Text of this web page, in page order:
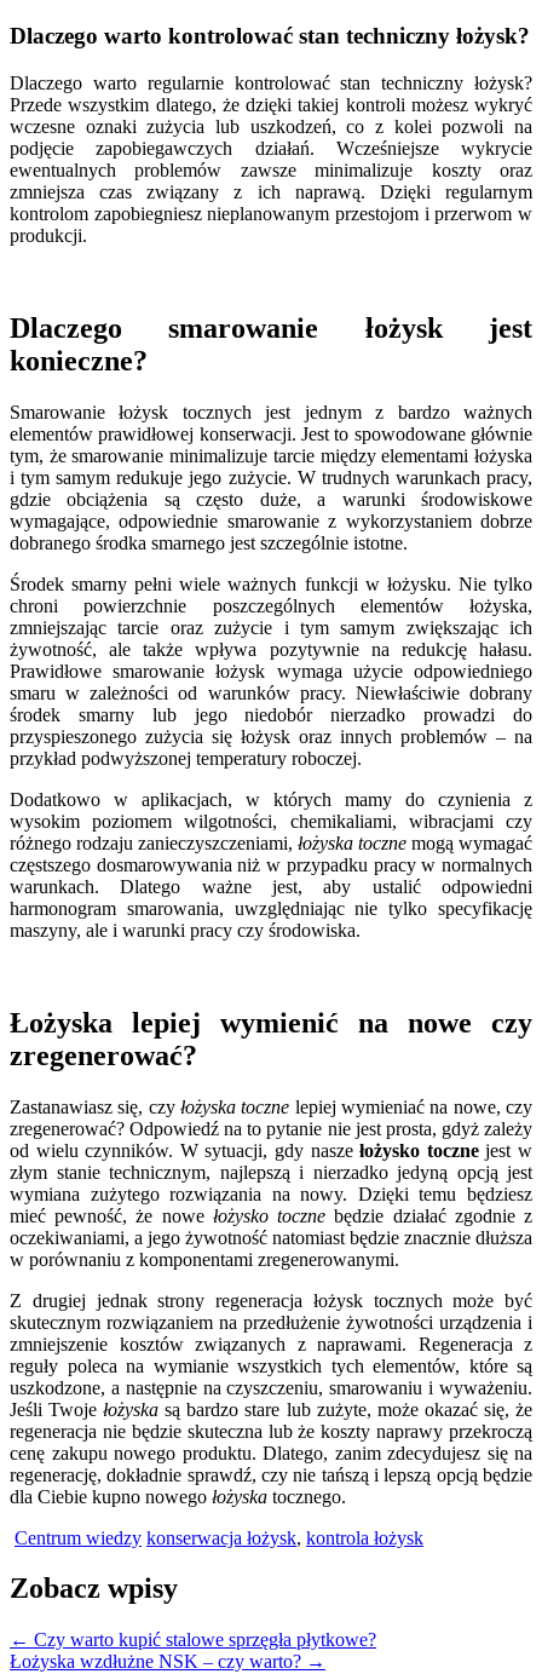
Dlaczego warto kontrolować stan techniczny łożysk?
Dlaczego warto regularnie kontrolować stan techniczny łożysk?
Przede wszystkim dlatego, że dzięki takiej kontroli możesz wykryć
wczesne oznaki zużycia lub uszkodzeń, co z kolei pozwoli na
podjęcie zapobiegawczych działań. Wcześniejsze wykrycie
ewentualnych problemów zawsze minimalizuje koszty oraz
zmniejsza czas związany z ich naprawą. Dzięki regularnym
kontrolom zapobiegniesz nieplanowanym przestojom i przerwom w
produkcji.
Dlaczego smarowanie łożysk jest
konieczne?
Smarowanie łożysk tocznych jest jednym z bardzo ważnych
elementów prawidłowej konserwacji. Jest to spowodowane głównie
tym, że smarowanie minimalizuje tarcie między elementami łożyska
i tym samym redukuje jego zużycie. W trudnych warunkach pracy,
gdzie obciążenia są często duże, a warunki środowiskowe
wymagające, odpowiednie smarowanie z wykorzystaniem dobrze
dobranego środka smarnego jest szczególnie istotne.
Środek smarny pełni wiele ważnych funkcji w łożysku. Nie tylko
chroni powierzchnie poszczególnych elementów łożyska,
zmniejszając tarcie oraz zużycie i tym samym zwiększając ich
żywotność, ale także wpływa pozytywnie na redukcję hałasu.
Prawidłowe smarowanie łożysk wymaga użycie odpowiedniego
smaru w zależności od warunków pracy. Niewłaściwie dobrany
środek smarny lub jego niedobór nierzadko prowadzi do
przyspieszonego zużycia się łożysk oraz innych problemów – na
przykład podwyższonej temperatury roboczej.
Dodatkowo w aplikacjach, w których mamy do czynienia z
wysokim poziomem wilgotności, chemikaliami, wibracjami czy
różnego rodzaju zanieczyszczeniami, łożyska toczne mogą wymagać
częstszego dosmarowywania niż w przypadku pracy w normalnych
warunkach. Dlatego ważne jest, aby ustalić odpowiedni
harmonogram smarowania, uwzględniając nie tylko specyfikację
maszyny, ale i warunki pracy czy środowiska.
Łożyska lepiej wymienić na nowe czy
zregenerować?
Zastanawiasz się, czy łożyska toczne lepiej wymieniać na nowe, czy
zregenerować? Odpowiedź na to pytanie nie jest prosta, gdyż zależy
od wielu czynników. W sytuacji, gdy naszełożysko tocznejest w
złym stanie technicznym, najlepszą i nierzadko jedyną opcją jest
wymiana zużytego rozwiązania na nowy. Dzięki temu będziesz
mieć pewność, że nowe łożysko toczne będzie działać zgodnie z
oczekiwaniami, a jego żywotność natomiast będzie znacznie dłuższa
w porównaniu z komponentami zregenerowanymi.
Z drugiej jednak strony regeneracja łożysk tocznych może być
skutecznym rozwiązaniem na przedłużenie żywotności urządzenia i
zmniejszenie kosztów związanych z naprawami. Regeneracja z
reguły poleca na wymianie wszystkich tych elementów, które są
uszkodzone, a następnie na czyszczeniu, smarowaniu i wyważeniu.
Jeśli Twojełożyska są bardzo stare lub zużyte, może okazać się, że
regeneracja nie będzie skuteczna lub że koszty naprawy przekroczą
cenę zakupu nowego produktu. Dlatego, zanim zdecydujesz się na
regenerację, dokładnie sprawdź, czy nie tańszą i lepszą opcją będzie
dla Ciebie kupno nowego łożyska tocznego.
Centrum wiedzy konserwacja łożysk, kontrola łożysk
Zobacz wpisy
← Czy warto kupić stalowe sprzęgła płytkowe?
Łożyska wzdłużne NSK – czy warto? →